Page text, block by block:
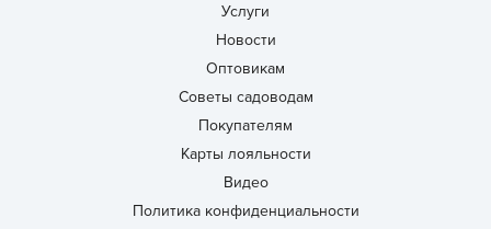
Услуги
Новости
Оптовикам
Советы садоводам
Покупателям
Карты лояльности
Видео
Политика конфиденциальности